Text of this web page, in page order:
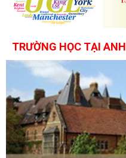
TRƯỜNG HỌC TẠI ANH